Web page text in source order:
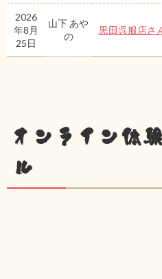
2026
年8月
25日
山下 あや
の
黒田呉服店さ
オンライン体
ル